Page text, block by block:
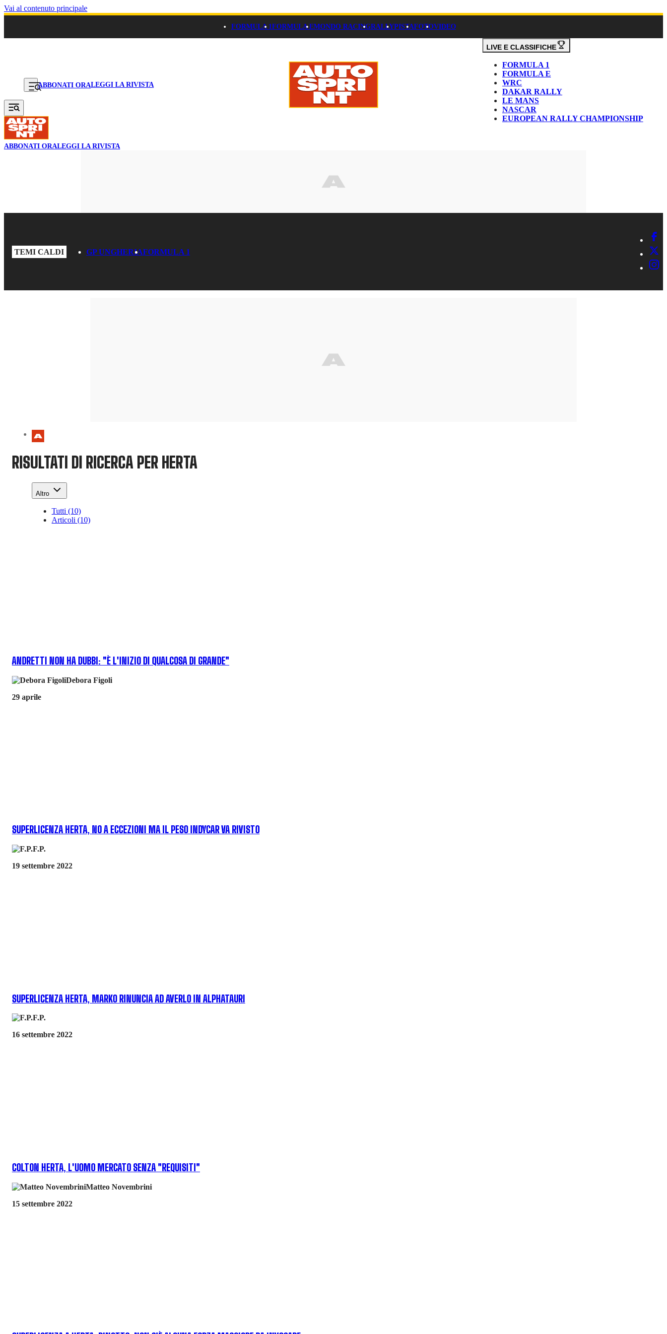
Vai al contenuto principale
FORMULA 1FORMULA EMONDO RACINGRALLYPISTAFOTOVIDEO
ABBONATI ORALEGGI LA RIVISTA
LIVE E CLASSIFICHE
FORMULA 1
FORMULA E
WRC
DAKAR RALLY
LE MANS
NASCAR
EUROPEAN RALLY CHAMPIONSHIP
ABBONATI ORALEGGI LA RIVISTA
TEMI CALDI GP UNGHERIAFORMULA 1
RISULTATI DI RICERCA PER HERTA
Altro
Tutti (10)
Articoli (10)
ANDRETTI NON HA DUBBI: "È L'INIZIO DI QUALCOSA DI GRANDE"
Debora Figoli
29 aprile
SUPERLICENZA HERTA, NO A ECCEZIONI MA IL PESO INDYCAR VA RIVISTO
F.P.
19 settembre 2022
SUPERLICENZA HERTA, MARKO RINUNCIA AD AVERLO IN ALPHATAURI
F.P.
16 settembre 2022
COLTON HERTA, L'UOMO MERCATO SENZA "REQUISITI"
Matteo Novembrini
15 settembre 2022